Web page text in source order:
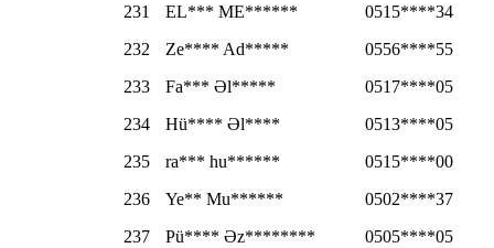
231
EL*** ME******
0515****34
232
Ze**** Ad*****
0556****55
233
Fa*** Əl*****
0517****05
234
Hü**** Əl****
0513****05
235
ra*** hu******
0515****00
236
Ye** Mu******
0502****37
237
Pü**** Əz********
0505****05